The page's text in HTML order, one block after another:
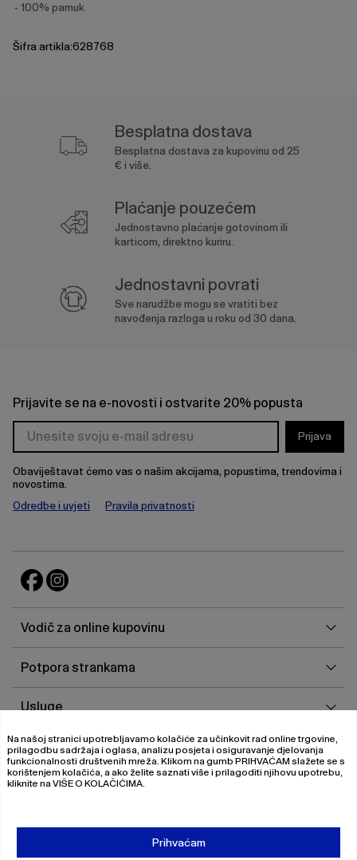
100% pamuk
Šifra artikla:628768
Besplatna dostava
Besplatna dostava za kupovinu od 25
€ i više.
Plaćanje pouzećem
Jednostavno plaćanje gotovinom ili
karticom, direktno kuriru.
Jednostavni povrati
Sve narudžbe mogu se vratiti bez
navođenja razloga u roku od 30 dana.
Prijavite se na e-novosti i ostvarite 20% popusta
Prijava
Obaviještavat ćemo vas o našim akcijama, popustima, trendovima i
novostima.
Odredbe i uvjeti
Pravila privatnosti
Vodič za online kupovinu
Potpora strankama
Usluge
O
O nama
© 2026 Magistrat International
Pravila o privatnosti
Na našoj stranici upotrebljavamo kolačiće za učinkovit rad online trgovine,
prilagodbu sadržaja i oglasa, analizu posjeta i osiguravanje djelovanja
funkcionalnosti društvenih mreža. Klikom na gumb PRIHVAĆAM slažete se s
korištenjem kolačića, a ako želite saznati više i prilagoditi njihovu upotrebu,
kliknite na VIŠE O KOLAČIĆIMA.
Prihvaćam